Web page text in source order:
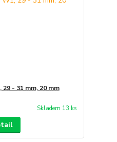
- 31 mm, 20 mm
Skladem 13 ks